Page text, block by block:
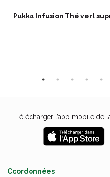
Pukka Infusion Thé vert
Télécharger l’app mobile de
Coordonnées